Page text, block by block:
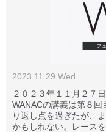
2023.11.29 Wed
２０２３年１１月２
WANACの講義は第８
り返し点を過ぎたが、
かもしれない。レースを